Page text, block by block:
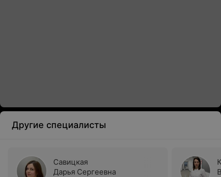
Другие специалисты
Савицкая
Дарья Сергеевна